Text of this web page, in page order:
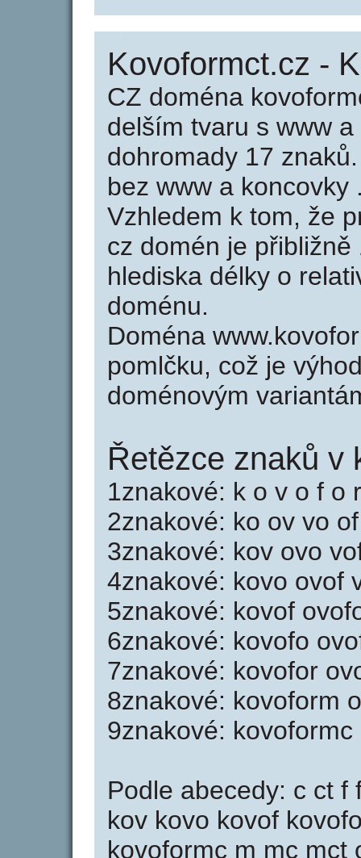
Kovoformct.cz -
CZ doména
delším tvaru s www
dohromady 17
bez www a
Vzhledem k tom, že
cz domén je
hlediska délky o
doménu.
Doména
pomlčku, což je
doménovým
Řetězce znaků v
1znakové: k o v o f o
2znakové: ko ov vo
3znakové: kov ovo
4znakové: kovo ovof
5znakové: kovof
6znakové: kovofo
7znakové: kovofor
8znakové: kovoform
9znakové:
Podle abecedy: c ct f
kov kovo kovof
kovoformc m mc mct